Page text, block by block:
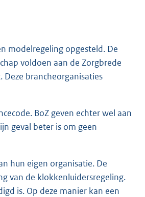
modelregeling opgesteld. De
voldoen aan de Zorgbrede
brancheorganisaties
BoZ geven echter wel aan
geval beter is om geen
hun eigen organisatie. De
van de klokkenluidersregeling.
is. Op deze manier kan een